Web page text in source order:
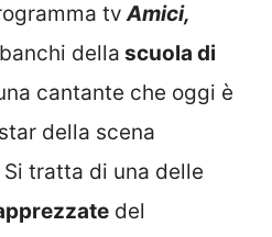
tvAmici,
della scuola di
cantante che oggi è
della scena
tratta di una delle
del